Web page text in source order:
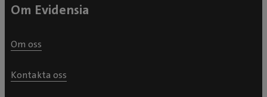
Om Evidensia
Om oss
Kontakta oss